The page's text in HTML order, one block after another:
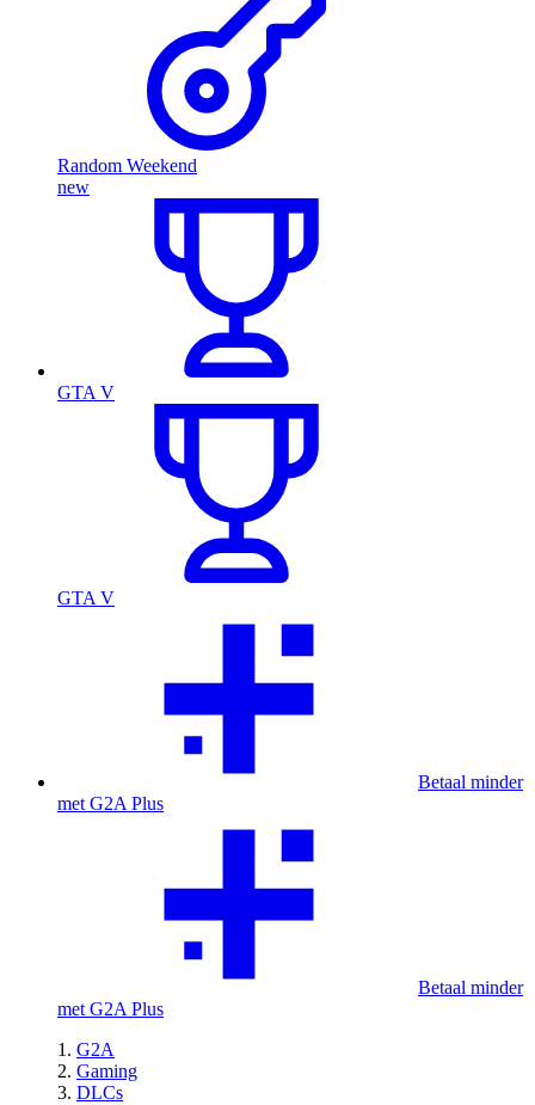
Random Weekend
new
GTA V
GTA V
Betaal minder
met G2A Plus
Betaal minder
met G2A Plus
G2A
Gaming
DLCs